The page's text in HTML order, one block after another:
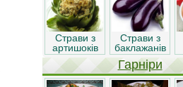
Страви з
артишоків
Страви з
баклажанів
Гарніри